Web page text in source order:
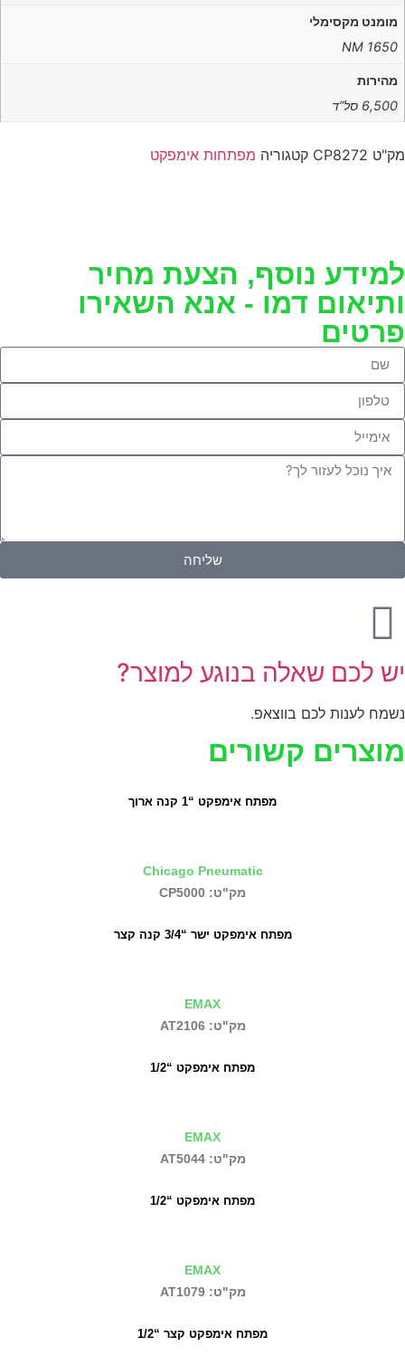
מומנט מקסימלי
1650 NM
מהירות
6,500 סל”ד
מק"ט CP8272 קטגוריה מפתחות אימפקט
למידע נוסף, הצעת מחיר
ותיאום דמו - אנא השאירו
פרטים
שליחה
יש לכם שאלה בנוגע למוצר?
נשמח לענות לכם בווצאפ.
מוצרים קשורים
מפתח אימפקט “1 קנה ארוך
Chicago Pneumatic
מק"ט: CP5000
מפתח אימפקט ישר “3/4 קנה קצר
EMAX
מק"ט: AT2106
מפתח אימפקט “1/2
EMAX
מק"ט: AT5044
מפתח אימפקט “1/2
EMAX
מק"ט: AT1079
מפתח אימפקט קצר “1/2